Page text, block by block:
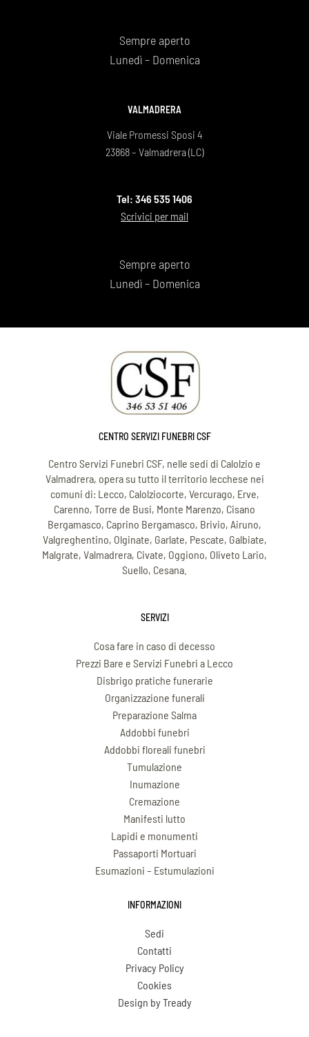
Sempre aperto
Lunedì – Domenica
VALMADRERA
Viale Promessi Sposi 4
23868 – Valmadrera (LC)
Tel: 346 535 1406
Scrivici per mail
Sempre aperto
Lunedì – Domenica
CENTRO SERVIZI FUNEBRI CSF
Centro Servizi Funebri CSF, nelle sedi di Calolzio e
Valmadrera, opera su tutto il territorio lecchese nei
comuni di: Lecco, Calolziocorte, Vercurago, Erve,
Carenno, Torre de Busi, Monte Marenzo, Cisano
Bergamasco, Caprino Bergamasco, Brivio, Airuno,
Valgreghentino, Olginate, Garlate, Pescate, Galbiate,
Malgrate, Valmadrera, Civate, Oggiono, Oliveto Lario,
Suello, Cesana.
SERVIZI
Cosa fare in caso di decesso
Prezzi Bare e Servizi Funebri a Lecco
Disbrigo pratiche funerarie
Organizzazione funerali
Preparazione Salma
Addobbi funebri
Addobbi floreali funebri
Tumulazione
Inumazione
Cremazione
Manifesti lutto
Lapidi e monumenti
Passaporti Mortuari
Esumazioni – Estumulazioni
INFORMAZIONI
Sedi
Contatti
Privacy Policy
Cookies
Design by Tready